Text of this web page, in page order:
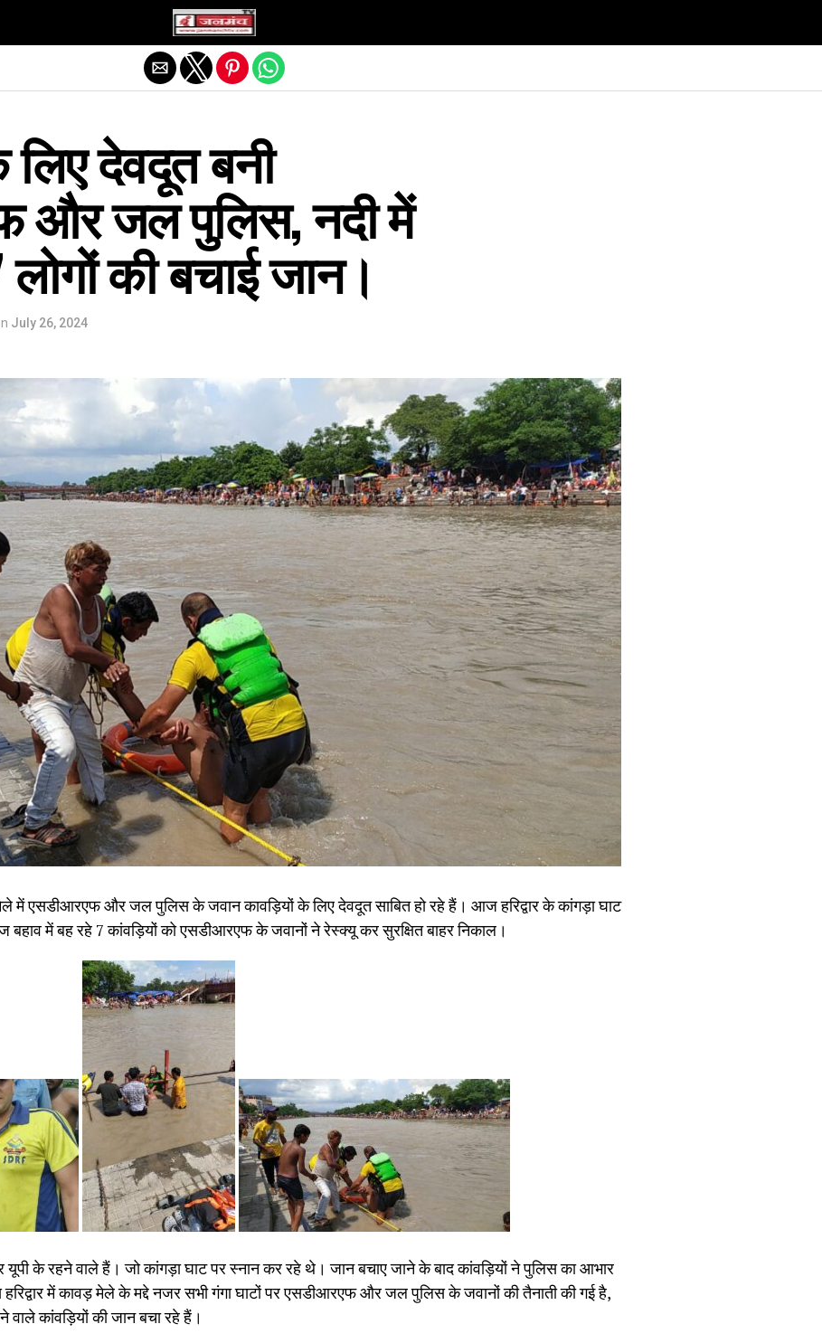
देवदूत बनी
और जल पुलिस, नदी में
की बचाई जान।
July 26, 2024
मेले में एसडीआरएफ और जल पुलिस के जवान कावड़ियों के लिए देवदूत साबित हो रहे हैं। आज हरिद्वार के कांगड़ा घाट
बहाव में बह रहे 7 कांवड़ियों को एसडीआरएफ के जवानों ने रेस्क्यू कर सुरक्षित बाहर निकाल।
यूपी के रहने वाले हैं। जो कांगड़ा घाट पर स्नान कर रहे थे। जान बचाए जाने के बाद कांवड़ियों ने पुलिस का आभार
में कावड़ मेले के मद्दे नजर सभी गंगा घाटों पर एसडीआरएफ और जल पुलिस के जवानों की तैनाती की गई है,
वाले कांवड़ियों की जान बचा रहे हैं।
Exit mobile version